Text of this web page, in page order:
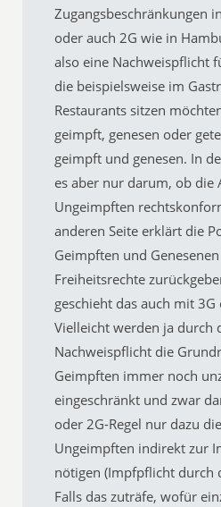
Zugangsbeschränkungen
oder auch 2G wie in
also eine Nachweispflicht
die beispielsweise im
Restaurants sitzen
geimpft, genesen oder
geimpft und genesen. In
es aber nur darum, ob die
Ungeimpften
anderen Seite erklärt die
Geimpften und
Freiheitsrechte
geschieht das auch mit 3G
Vielleicht werden ja durch
Nachweispflicht die
Geimpften immer noch
eingeschränkt und zwar
oder 2G-Regel nur dazu
Ungeimpften indirekt zur
nötigen (Impfpflicht durch
Falls das zuträfe, wofür